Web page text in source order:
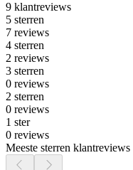
9 klantreviews
5 sterren
7 reviews
4 sterren
2 reviews
3 sterren
0 reviews
2 sterren
0 reviews
1 ster
0 reviews
Meeste sterren klantreviews